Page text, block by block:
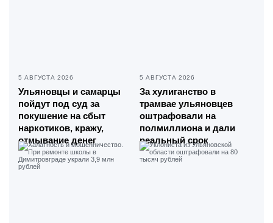
5 АВГУСТА 2026
Ульяновцы и самарцы
пойдут под суд за
покушение на сбыт
наркотиков, кражу,
отмывание денег
5 АВГУСТА 2026
За хулиганство в
трамвае ульяновцев
оштрафовали на
полмиллиона и дали
реальный срок